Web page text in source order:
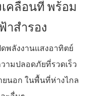
เคลื่อนที่ พร้อม
าสำรอง
พลังงานแสงอาทิตย์
ามปลอดภัยที่รวดเร็ว
ยนอก ในพื้นที่ห่างไกล